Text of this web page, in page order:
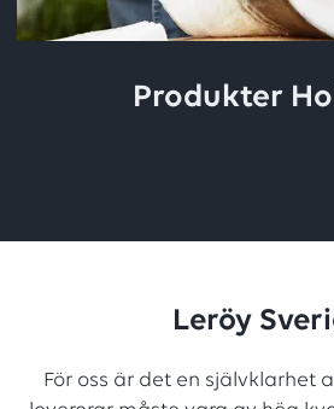
Produkter
Leröy
För oss är det en självklarhet